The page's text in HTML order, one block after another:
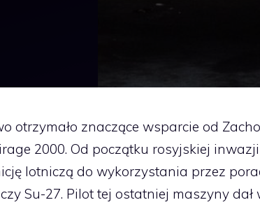
otrzymało znaczące wsparcie od
2000. Od początku rosyjskiej
lotniczą do wykorzystania przez
Su-27. Pilot tej ostatniej maszyny